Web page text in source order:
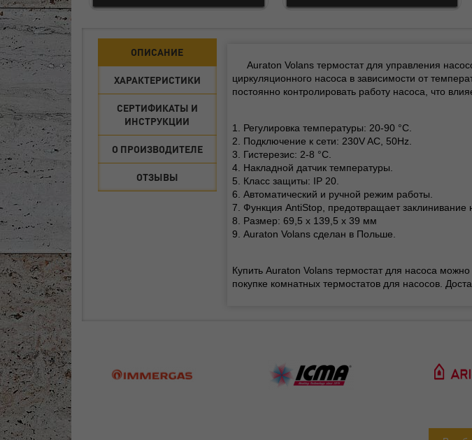
ОПИСАНИЕ
ХАРАКТЕРИСТИКИ
СЕРТИФИКАТЫ И
ИНСТРУКЦИИ
О ПРОИЗВОДИТЕЛЕ
ОТЗЫВЫ
Auraton Volans термостат для управления
циркуляционного насоса в зависимости от
постоянно контролировать работу насоса, что
1. Регулировка температуры: 20-90 °C.
2. Подключение к сети: 230V AC, 50Hz.
3. Гистерезис: 2-8 °C.
4. Накладной датчик температуры.
5. Класс защиты: IP 20.
6. Автоматический и ручной режим работы.
7. Функция AntiStop, предотвращает заклинивание
8. Размер: 69,5 х 139,5 х 39 мм
9. Auraton Volans сделан в Польше.
Купить Auraton Volans термостат для насоса
покупке комнатных термостатов для насосов.